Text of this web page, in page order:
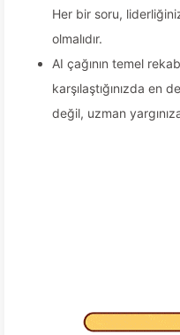
Her bir soru,
olmalıdır.
AI çağının temel
karşılaştığınızda en
değil, uzman